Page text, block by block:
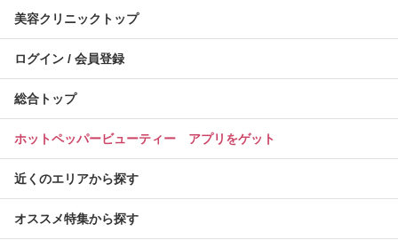
美容クリニックトップ
ログイン / 会員登録
総合トップ
ホットペッパービューティー アプリをゲット
近くのエリアから探す
オススメ特集から探す